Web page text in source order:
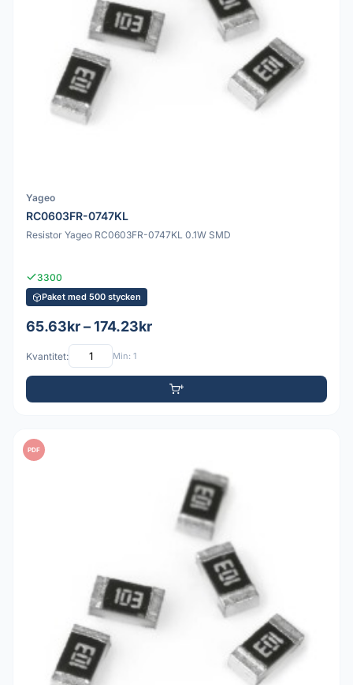
Yageo
RC0603FR-0747KL
Resistor Yageo RC0603FR-0747KL 0.1W SMD
3300
Paket med 500 stycken
65.63kr – 174.23kr
Kvantitet: Min: 1
PDF